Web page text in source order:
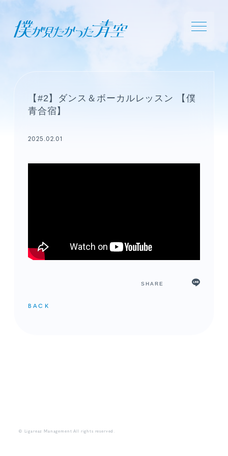
【#2】ダンス＆ボーカルレッスン 【僕
青合宿】
2025.02.01
SHARE
BACK
© Ligareaz Management All rights reserved.